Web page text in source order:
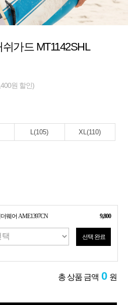
가드 MT1142SHL
원 할인)
L(105) XL(110)
웨어 AME1397CN 9,800
선택 완료
총 상품 금액 0 원